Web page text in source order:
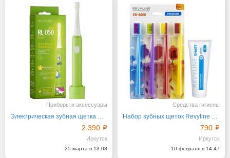
Приборы и аксессуары
Электрическая зубная щетка Revyline RL050 Kids Green
2 390
Иркутск
25 марта в 13:08
Средства гигиены
Набор зубных щеток Revyline SM6000 Smart
790
Иркутск
10 февраля в 14:47